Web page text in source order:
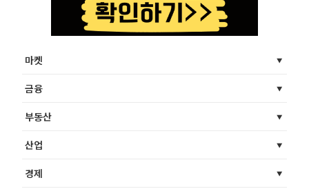
마켓
금융
부동산
산업
경제